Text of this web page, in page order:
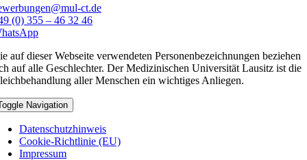
ct.de
(0) 355 – 46 32 46
auf dieser Webseite verwendeten Personenbezeichnungen beziehen
auf alle Geschlechter. Der Medizinischen Universität Lausitz ist die
aller Menschen ein wichtiges Anliegen.
Navigation
Datenschutzhinweis
Cookie-Richtlinie (EU)
Impressum